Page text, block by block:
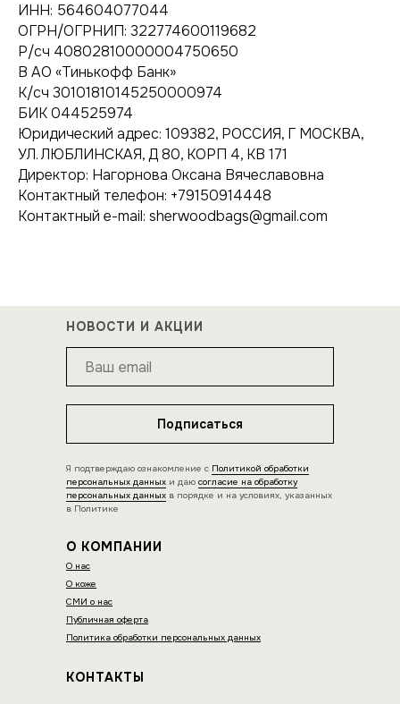
ИНН: 564604077044
ОГРН/ОГРНИП: 322774600119682
Р/сч 40802810000004750650
В АО «Тинькофф Банк»
К/сч 30101810145250000974
БИК 044525974
Юридический адрес: 109382, РОССИЯ, Г МОСКВА,
УЛ. ЛЮБЛИНСКАЯ, Д 80, КОРП 4, КВ 171
Директор: Нагорнова Оксана Вячеславовна
Контактный телефон: +79150914448
Контактный e-mail: sherwoodbags@gmail.com
КОНТАКТЫ
Подписаться
Я подтверждаю ознакомление с Политикой обработки
персональных данных и даю согласие на обработку
персональных данных в порядке и на условиях, указанных
в Политике
НОВОСТИ И АКЦИИ
О КОМПАНИИ
О нас
О коже
СМИ о нас
Публичная оферта
Политика обработки персональных данных